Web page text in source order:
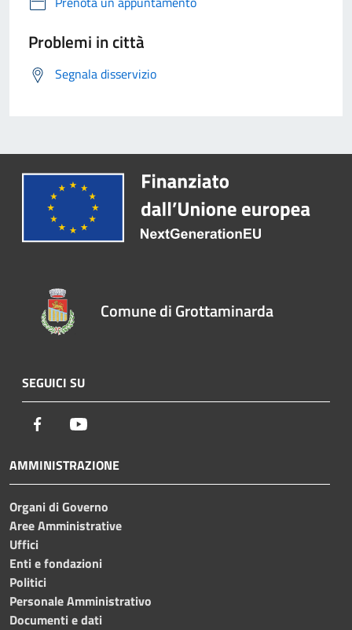
Problemi in città
Segnala disservizio
Comune di Grottaminarda
SEGUICI SU
Facebook
AMMINISTRAZIONE
Organi di Governo
Aree Amministrative
Uffici
Enti e fondazioni
Politici
Personale Amministrativo
Documenti e dati